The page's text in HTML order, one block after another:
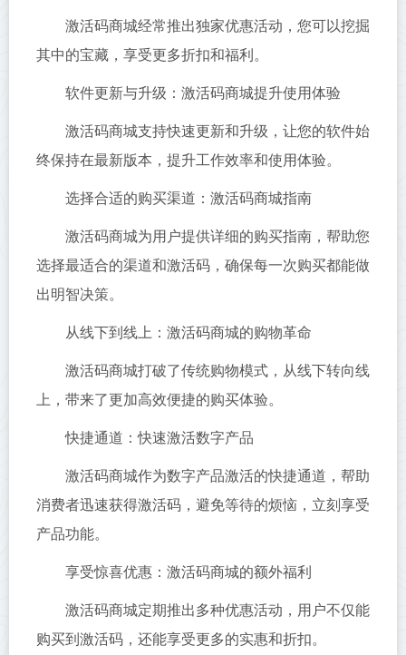
激活码商城经常推出独家优惠活动，您可以挖掘
其中的宝藏，享受更多折扣和福利。
软件更新与升级：激活码商城提升使用体验
激活码商城支持快速更新和升级，让您的软件始
终保持在最新版本，提升工作效率和使用体验。
选择合适的购买渠道：激活码商城指南
激活码商城为用户提供详细的购买指南，帮助您
选择最适合的渠道和激活码，确保每一次购买都能做
出明智决策。
从线下到线上：激活码商城的购物革命
激活码商城打破了传统购物模式，从线下转向线
上，带来了更加高效便捷的购买体验。
快捷通道：快速激活数字产品
激活码商城作为数字产品激活的快捷通道，帮助
消费者迅速获得激活码，避免等待的烦恼，立刻享受
产品功能。
享受惊喜优惠：激活码商城的额外福利
激活码商城定期推出多种优惠活动，用户不仅能
购买到激活码，还能享受更多的实惠和折扣。